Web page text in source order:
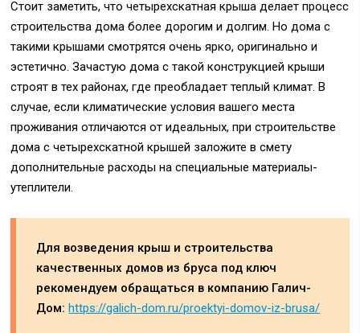
Стоит заметить, что четырехскатная крыша делает процесс
строительства дома более дорогим и долгим. Но дома с
такими крышами смотрятся очень ярко, оригинально и
эстетично. Зачастую дома с такой конструкцией крыши
строят в тех районах, где преобладает теплый климат. В
случае, если климатические условия вашего места
проживания отличаются от идеальных, при строительстве
дома с четырехскатной крышей заложите в смету
дополнительные расходы на специальные материалы-
утеплители.
Для возведения крыш и строительства
качественных домов из бруса под ключ
рекомендуем обращаться в компанию Галич-
Дом:https://galich-dom.ru/proektyi-domov-iz-brusa/